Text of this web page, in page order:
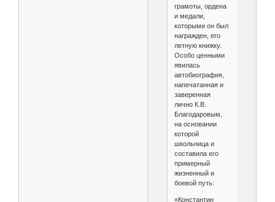
грамоты, ордена
и медали,
которыми он был
награжден, его
летную книжку.
Особо ценными
явилась
автобиография,
напечатанная и
заверенная
лично К.В.
Благодаровым,
на основании
которой
школьница и
составила его
примерный
жизненный и
боевой путь:
«Константин